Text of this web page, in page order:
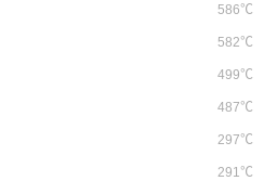
586℃
582℃
499℃
487℃
297℃
291℃